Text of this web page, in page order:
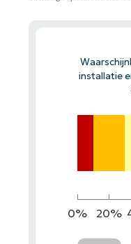
installatie
0% 20%